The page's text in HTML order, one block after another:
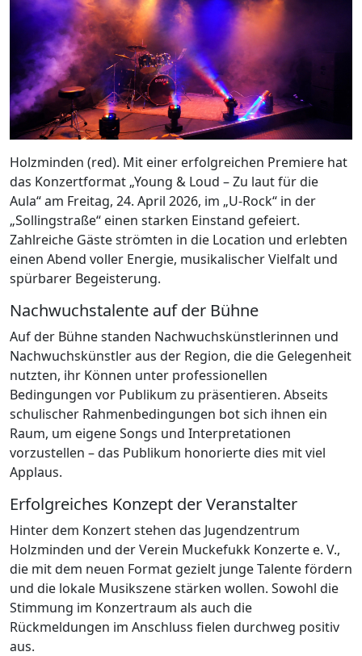
Holzminden (red). Mit einer erfolgreichen Premiere hat
das Konzertformat „Young & Loud – Zu laut für die
Aula“ am Freitag, 24. April 2026, im „U-Rock“ in der
„Sollingstraße“ einen starken Einstand gefeiert.
Zahlreiche Gäste strömten in die Location und erlebten
einen Abend voller Energie, musikalischer Vielfalt und
spürbarer Begeisterung.
Nachwuchstalente auf der Bühne
Auf der Bühne standen Nachwuchskünstlerinnen und
Nachwuchskünstler aus der Region, die die Gelegenheit
nutzten, ihr Können unter professionellen
Bedingungen vor Publikum zu präsentieren. Abseits
schulischer Rahmenbedingungen bot sich ihnen ein
Raum, um eigene Songs und Interpretationen
vorzustellen – das Publikum honorierte dies mit viel
Applaus.
Erfolgreiches Konzept der Veranstalter
Hinter dem Konzert stehen das Jugendzentrum
Holzminden und der Verein Muckefukk Konzerte e. V.,
die mit dem neuen Format gezielt junge Talente fördern
und die lokale Musikszene stärken wollen. Sowohl die
Stimmung im Konzertraum als auch die
Rückmeldungen im Anschluss fielen durchweg positiv
aus.